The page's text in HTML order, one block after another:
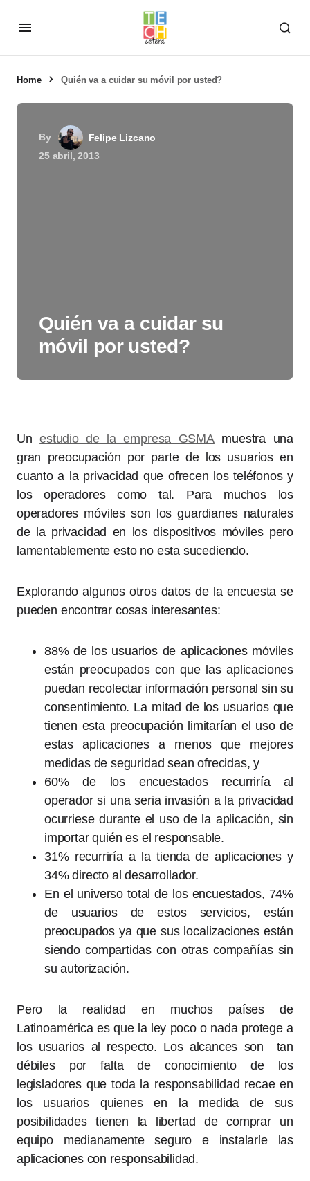
Home Quién va a cuidar su móvil por usted?
By
Felipe Lizcano
25 abril, 2013
Quién va a cuidar su
móvil por usted?
Unestudio de la empresa GSMAmuestra una
gran preocupación por parte de los usuarios en
cuanto a la privacidad que ofrecen los teléfonos y
los operadores como tal. Para muchos los
operadores móviles son los guardianes naturales
de la privacidad en los dispositivos móviles pero
lamentablemente esto no esta sucediendo.
Explorando algunos otros datos de la encuesta se
pueden encontrar cosas interesantes:
88% de los usuarios de aplicaciones móviles
están preocupados con que las aplicaciones
puedan recolectar información personal sin su
consentimiento. La mitad de los usuarios que
tienen esta preocupación limitarían el uso de
estas aplicaciones a menos que mejores
medidas de seguridad sean ofrecidas, y
60% de los encuestados recurriría al
operador si una seria invasión a la privacidad
ocurriese durante el uso de la aplicación, sin
importar quién es el responsable.
31% recurriría a la tienda de aplicaciones y
34% directo al desarrollador.
En el universo total de los encuestados, 74%
de usuarios de estos servicios, están
preocupados ya que sus localizaciones están
siendo compartidas con otras compañías sin
su autorización.
Pero la realidad en muchos países de
Latinoamérica es que la ley poco o nada protege a
los usuarios al respecto. Los alcances son tan
débiles por falta de conocimiento de los
legisladores que toda la responsabilidad recae en
los usuarios quienes en la medida de sus
posibilidades tienen la libertad de comprar un
equipo medianamente seguro e instalarle las
aplicaciones con responsabilidad.